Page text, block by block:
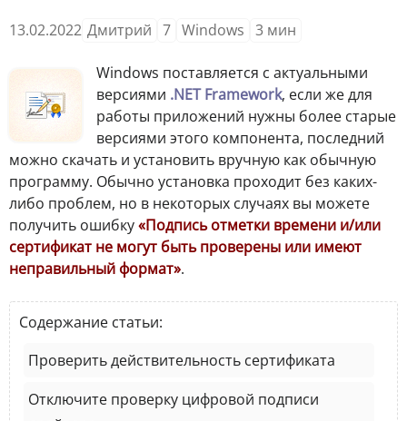
13.02.2022 Дмитрий 7 Windows 3 мин
Windows поставляется с актуальными
версиями .NET Framework, если же для
работы приложений нужны более старые
версиями этого компонента, последний
можно скачать и установить вручную как обычную
программу. Обычно установка проходит без каких-
либо проблем, но в некоторых случаях вы можете
получить ошибку«Подпись отметки времени и/или
сертификат не могут быть проверены или имеют
неправильный формат».
Содержание статьи:
Проверить действительность сертификата
Отключите проверку цифровой подписи